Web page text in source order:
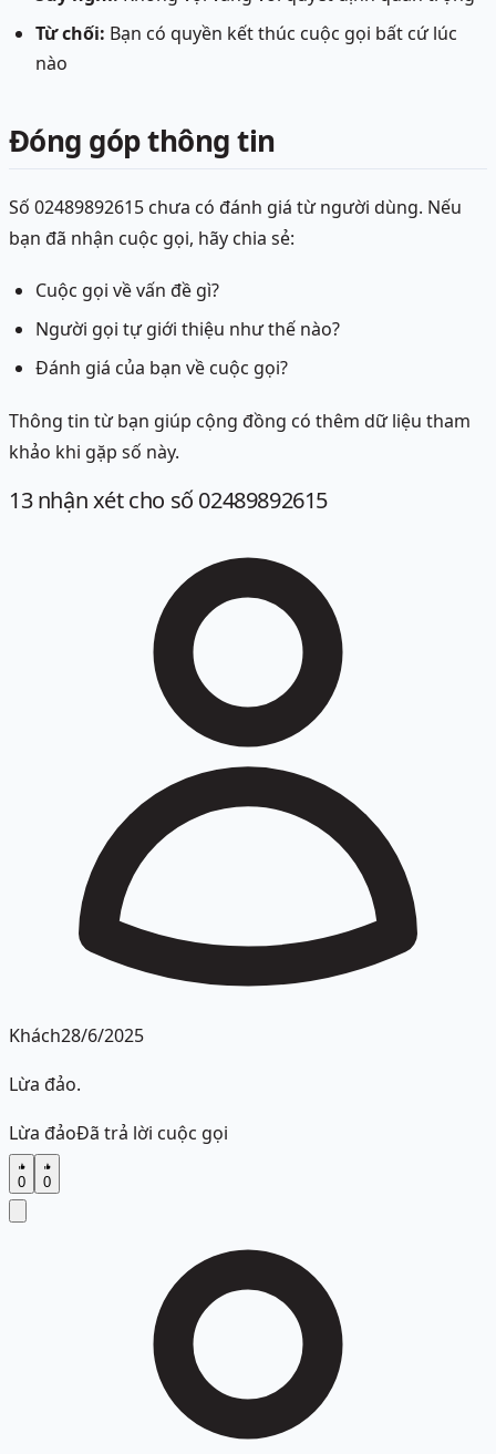
Từ chối: Bạn có quyền kết thúc cuộc gọi bất cứ lúc
nào
Đóng góp thông tin
Số 02489892615 chưa có đánh giá từ người dùng. Nếu
bạn đã nhận cuộc gọi, hãy chia sẻ:
Cuộc gọi về vấn đề gì?
Người gọi tự giới thiệu như thế nào?
Đánh giá của bạn về cuộc gọi?
Thông tin từ bạn giúp cộng đồng có thêm dữ liệu tham
khảo khi gặp số này.
13nhận xétcho số 02489892615
Khách28/6/2025
Lừa đảo.
Lừa đảoĐã trả lời cuộc gọi
0 0